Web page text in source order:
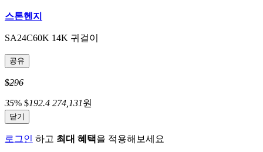
스톤헨지
SA24C60K 14K 귀걸이
공유
$296
35% $192.4 274,131원
닫기
로그인 하고 최대 혜택을 적용해보세요